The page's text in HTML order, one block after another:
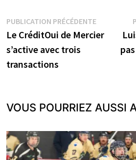
Navigation
de
l’article
PUBLICATION PRÉCÉDENTEPublication
Le CréditOui de Mercier
s’active avec trois
transactions
VOUS POURRIEZ AUSSI